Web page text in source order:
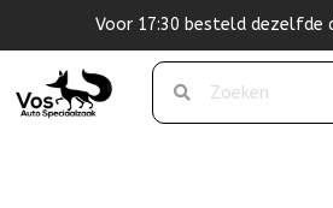
17:30 besteld dezelfde dag verzonden